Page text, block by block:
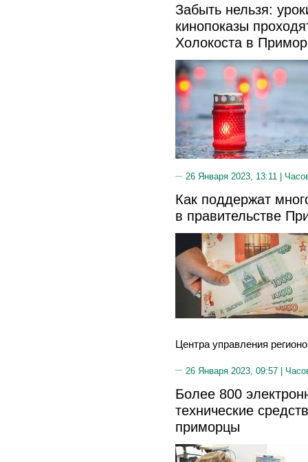
Забыть нельзя:
кинопоказы
Холокоста в
26 Января 2023, 13:11 |
Как поддержат
в правительстве
Центра управления
26 Января 2023, 09:57 |
Более 800
технические
приморцы